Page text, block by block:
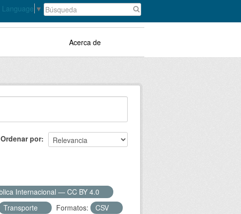
Language ▼
Acerca de
Ordenar por
Internacional — CC BY 4.0
Transporte Formatos:
CSV